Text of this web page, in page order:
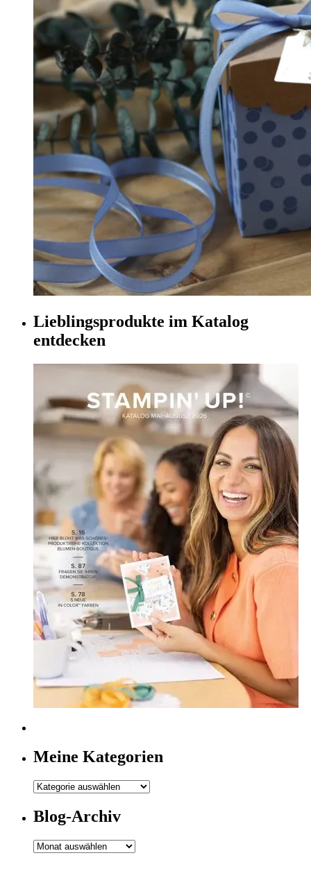
Lieblingsprodukte im Katalog
entdecken
Meine Kategorien
Meine
Blog-Archiv
Blog-